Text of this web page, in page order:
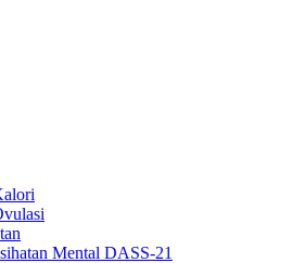
Mental DASS-21